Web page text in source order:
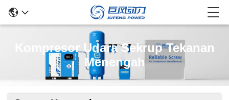
Kompresor Udara Sekrup Tekanan
Menengah